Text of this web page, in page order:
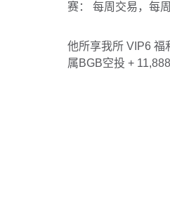
赛： 每周交易，每
他所享我所 VIP6 福
属BGB空投 +